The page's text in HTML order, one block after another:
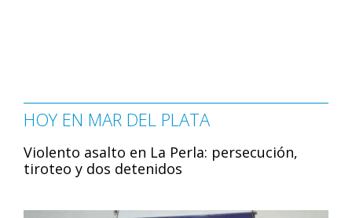
HOY EN MAR DEL PLATA
Violento asalto en La Perla: persecución,
tiroteo y dos detenidos